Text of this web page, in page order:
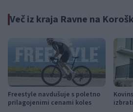
Več iz kraja Ravne na
Freestyle navdušuje s poletno
prilagojenimi cenami koles